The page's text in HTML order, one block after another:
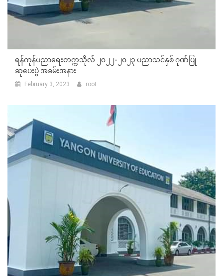
ရန်ကုန်ပညာရေးတက္ကသိုလ် ၂၀၂၂-၂၀၂၃ ပညာသင်နှစ် ဂုဏ်ပြု
ဆုပေးပွဲ အခမ်းအနား
February 3, 2023 root